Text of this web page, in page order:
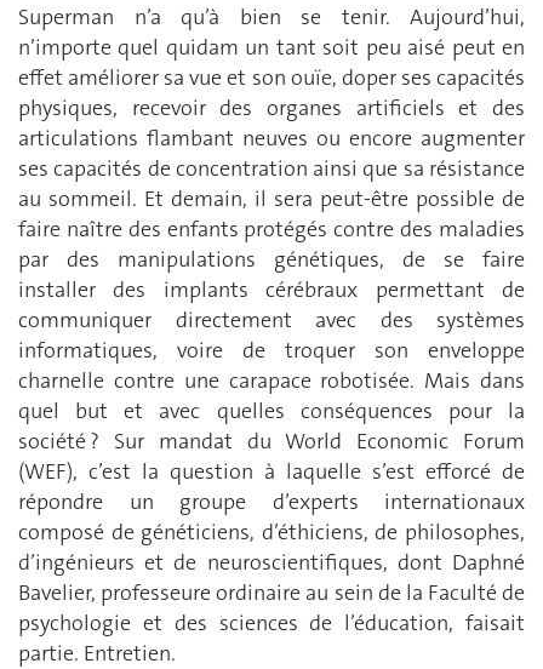
Superman n’a qu’à bien se tenir. Aujourd’hui,
n’importe quel quidam un tant soit peu aisé peut en
effet améliorer sa vue et son ouïe, doper ses capacités
physiques, recevoir des organes artificiels et des
articulations flambant neuves ou encore augmenter
ses capacités de concentration ainsi que sa résistance
au sommeil. Et demain, il sera peut-être possible de
faire naître des enfants protégés contre des maladies
par des manipulations génétiques, de se faire
installer des implants cérébraux permettant de
communiquer directement avec des systèmes
informatiques, voire de troquer son enveloppe
charnelle contre une carapace robotisée. Mais dans
quel but et avec quelles conséquences pour la
société ? Sur mandat du World Economic Forum
(WEF), c’est la question à laquelle s’est efforcé de
répondre un groupe d’experts internationaux
composé de généticiens, d’éthiciens, de philosophes,
d’ingénieurs et de neuro­scientifiques, dont Daphné
Bavelier, professeure ordinaire au sein de la Faculté de
psychologie et des sciences de l’éducation, faisait
partie. Entretien.